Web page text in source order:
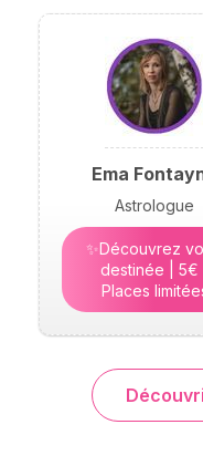
Ema
Astrologue
✨Découvrez
destinée | 5€
Places